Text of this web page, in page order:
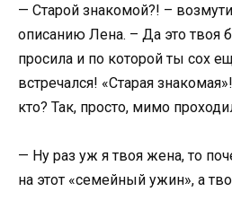
— Старой знакомой?! –
описанию Лена. – Да это твоя
просила и по которой ты сох
встречался! «Старая
кто? Так, просто, мимо
— Ну раз уж я твоя жена, то
на этот «семейный ужин», а